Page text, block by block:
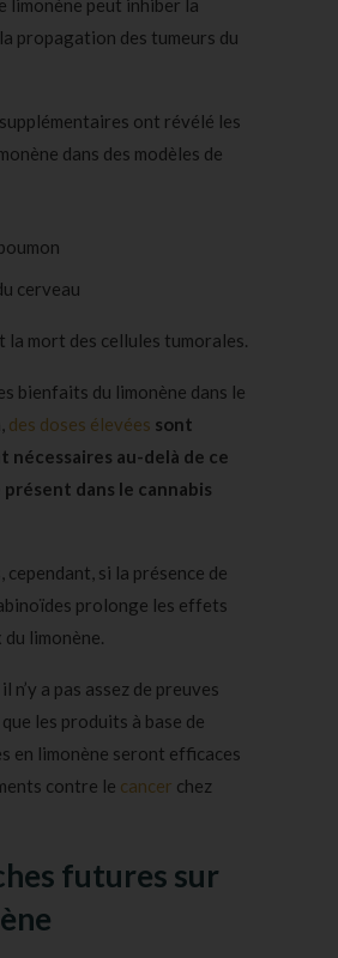
limonène peut inhiber la
propagation des tumeurs du
ont révélé les
dans des modèles de
cerveau
la mort des cellules tumorales.
bienfaits du limonène dans le
des doses élevées sont
nécessaires au-delà de ce
dans le cannabis
cependant, si la présence de
prolonge les effets
limonène.
n’y a pas assez de preuves
les produits à base de
en limonène seront efficaces
contre le cancer chez
futures sur